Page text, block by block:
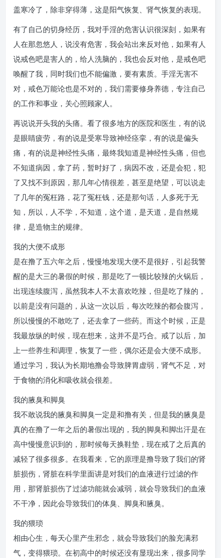
盖寒冷了，除非穿得薄，这是阳气恢复、肾气恢复的表现。
有了自己的切身经历，我对手淫的危害认识很深刻，如果有
人在那忽悠人，说没有危害，我会站出来反对他，如果有人
说戒色吧是害人的，给人洗脑的，我也会反对他，是戒色吧
唤醒了我，同时我们也不能偏激，要有素质。手淫无害不
对，戒色万能论也是不对的，我们需要修身养德，专注自己
的工作和事业，关心照顾家人。
再说说开头我的头痛。看了很多地方的医院和医生，有的说
是眼睛疲劳，有的说是受寒导致神经痉挛，有的说是偏头
痛，有的说是神经性头痛，最终我知道是神经性头痛，但也
不知道病因，拿了药，暂时好了，病因不改，还是会犯，犯
了又找不到原因，那几年心情很差，甚至是绝望，可以说走
了几年的冤枉路，花了冤枉钱，还是那句话，人多死于无
知，所以，人不学，不知道，这个道，是天道，是自然规
律，是造物主的规律。
我的大便不成形
是在撸了五六年之后，慢慢地发现大便不是很好，引起我警
醒的是大三的暑假的时候，那是吃了一顿比较辣的火锅后，
出现连续腹泻，虽然我本人不太喜欢吃辣，但是吃了辣的，
以前是没有问题的，从这一次以后，每次吃辣的都会腹泻，
所以慢慢的不敢吃了，还去拿了一些药。而这个时候，正是
我最放纵的时候，现在想来，这并不是巧合。戒了以后，加
上一些养生和调理，恢复了一些，偶尔还是会大便不成形。
通过学习，我认为长期地撸会导致脾胃虚弱，肾气不足，对
于食物的消化和吸收就会很差。
我的腋臭和脚臭
我不敢说我的腋臭和脚臭一定是和撸有关，但是我的腋臭是
真的在撸了一年之后的暑假出现的，我的脚臭和脚出汗是在
高中慢慢意识到的，那时候每天换鞋垫，现在戒了之后真的
减轻了很多很多。在我看来，它的原理是撸导致了我们的肾
脏损伤，肾脏在科学里面讲是对我们的血液进行过滤的作
用，那肾脏损伤了过滤功能就会减弱，就会导致我们的血液
不干净，因此会导致我们的体臭、脚臭和腋臭。
我的猥琐
相由心生，每天心里产生邪念，就会导致我们的脸充满邪
气，变得猥琐。在初高中的时候还没有显现出来，很多同学